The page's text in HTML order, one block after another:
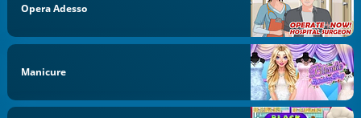
Opera Adesso
Manicure